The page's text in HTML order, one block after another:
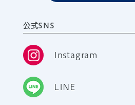
公式SNS
Instagram
LINE